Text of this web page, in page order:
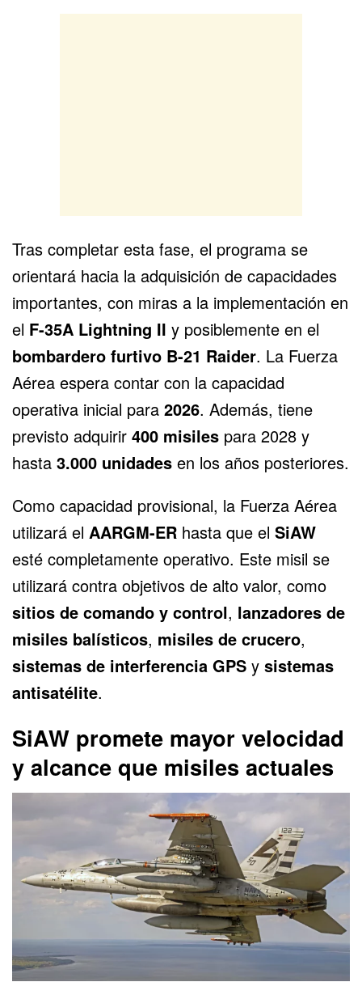
Tras completar esta fase, el programa se
orientará hacia la adquisición de capacidades
importantes, con miras a la implementación en
el F-35A Lightning II y posiblemente en el
bombardero furtivo B-21 Raider. La Fuerza
Aérea espera contar con la capacidad
operativa inicial para 2026. Además, tiene
previsto adquirir 400 misiles para 2028 y
hasta 3.000 unidades en los años posteriores.
Como capacidad provisional, la Fuerza Aérea
utilizará el AARGM-ER hasta que el SiAW
esté completamente operativo. Este misil se
utilizará contra objetivos de alto valor, como
sitios de comando y control, lanzadores de
misiles balísticos, misiles de crucero,
sistemas de interferencia GPS y sistemas
antisatélite.
SiAW promete mayor velocidad
y alcance que misiles actuales